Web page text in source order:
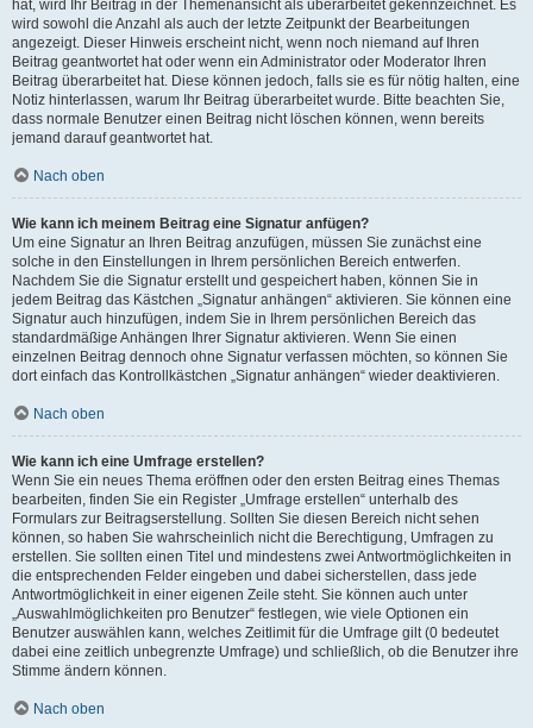
hat, wird Ihr Beitrag in der Themenansicht als überarbeitet gekennzeichnet. Es
wird sowohl die Anzahl als auch der letzte Zeitpunkt der Bearbeitungen
angezeigt. Dieser Hinweis erscheint nicht, wenn noch niemand auf Ihren
Beitrag geantwortet hat oder wenn ein Administrator oder Moderator Ihren
Beitrag überarbeitet hat. Diese können jedoch, falls sie es für nötig halten, eine
Notiz hinterlassen, warum Ihr Beitrag überarbeitet wurde. Bitte beachten Sie,
dass normale Benutzer einen Beitrag nicht löschen können, wenn bereits
jemand darauf geantwortet hat.
Nach oben
Wie kann ich meinem Beitrag eine Signatur anfügen?
Um eine Signatur an Ihren Beitrag anzufügen, müssen Sie zunächst eine
solche in den Einstellungen in Ihrem persönlichen Bereich entwerfen.
Nachdem Sie die Signatur erstellt und gespeichert haben, können Sie in
jedem Beitrag das Kästchen „Signatur anhängen“ aktivieren. Sie können eine
Signatur auch hinzufügen, indem Sie in Ihrem persönlichen Bereich das
standardmäßige Anhängen Ihrer Signatur aktivieren. Wenn Sie einen
einzelnen Beitrag dennoch ohne Signatur verfassen möchten, so können Sie
dort einfach das Kontrollkästchen „Signatur anhängen“ wieder deaktivieren.
Nach oben
Wie kann ich eine Umfrage erstellen?
Wenn Sie ein neues Thema eröffnen oder den ersten Beitrag eines Themas
bearbeiten, finden Sie ein Register „Umfrage erstellen“ unterhalb des
Formulars zur Beitragserstellung. Sollten Sie diesen Bereich nicht sehen
können, so haben Sie wahrscheinlich nicht die Berechtigung, Umfragen zu
erstellen. Sie sollten einen Titel und mindestens zwei Antwortmöglichkeiten in
die entsprechenden Felder eingeben und dabei sicherstellen, dass jede
Antwortmöglichkeit in einer eigenen Zeile steht. Sie können auch unter
„Auswahlmöglichkeiten pro Benutzer“ festlegen, wie viele Optionen ein
Benutzer auswählen kann, welches Zeitlimit für die Umfrage gilt (0 bedeutet
dabei eine zeitlich unbegrenzte Umfrage) und schließlich, ob die Benutzer ihre
Stimme ändern können.
Nach oben